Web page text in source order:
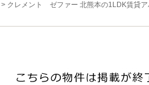
> クレメント ゼファー 北熊本の1LDK賃貸ア